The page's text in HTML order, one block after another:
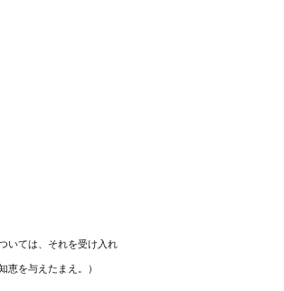
いては、それを受け入れ
恵を与えたまえ。）